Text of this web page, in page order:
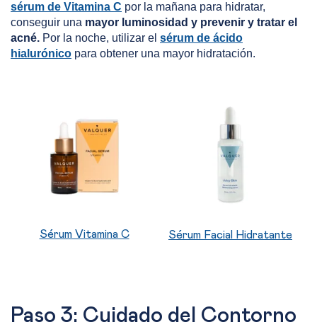
sérum de Vitamina C por la mañana para hidratar,
conseguir una mayor luminosidad y prevenir y tratar el
acné. Por la noche, utilizar el sérum de ácido
hialurónico para obtener una mayor hidratación.
Sérum Vitamina C Sérum Facial Hidratante
Paso 3: Cuidado del Contorno